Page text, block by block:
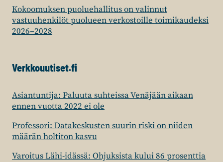
Kokoomuksen puoluehallitus on valinnut
vastuuhenkilöt puolueen verkostoille toimikaudeksi
2026–2028
Verkkouutiset.fi
Asiantuntija: Paluuta suhteissa Venäjään aikaan
ennen vuotta 2022 ei ole
Professori: Datakeskusten suurin riski on niiden
määrän holtiton kasvu
Varoitus Lähi-idässä: Ohjuksista kului 86 prosenttia